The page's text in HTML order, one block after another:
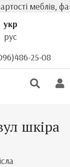
меблів,
укр
рус
25-08
шкіра